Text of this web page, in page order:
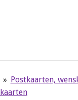
» Postkaarten,
kaarten